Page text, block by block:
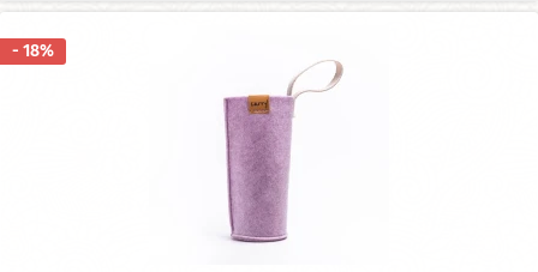
- 18%